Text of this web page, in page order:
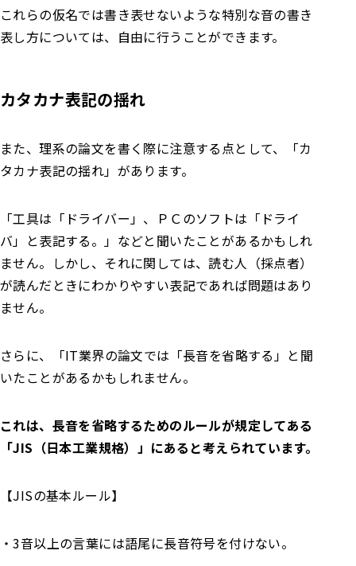
これらの仮名では書き表せないような特別な音の書き
表し方については、自由に行うことができます。
カタカナ表記の揺れ
また、理系の論文を書く際に注意する点として、「カ
タカナ表記の揺れ」があります。
「工具は「ドライバー」、ＰＣのソフトは「ドライ
バ」と表記する。」などと聞いたことがあるかもしれ
ません。しかし、それに関しては、読む人（採点者）
が読んだときにわかりやすい表記であれば問題はあり
ません。
さらに、「IT業界の論文では「長音を省略する」と聞
いたことがあるかもしれません。
これは、長音を省略するためのルールが規定してある
「JIS（日本工業規格）」にあると考えられています。
【JISの基本ルール】
・3音以上の言葉には語尾に長音符号を付けない。